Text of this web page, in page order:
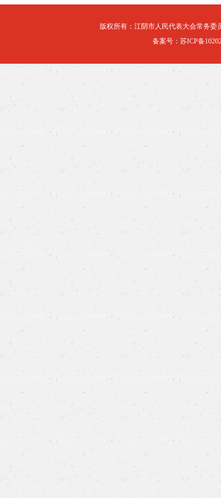
版权所有：江阴市人民代表大会常务
备案号： 苏ICP备